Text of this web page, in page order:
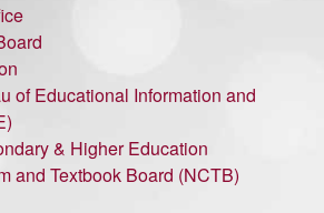
of Educational Information and
& Higher Education
and Textbook Board (NCTB)